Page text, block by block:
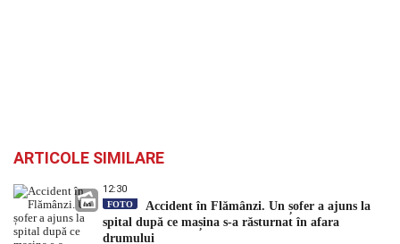
ARTICOLE SIMILARE
12:30
FOTO
Accident în Flămânzi. Un șofer a ajuns la
spital după ce mașina s-a răsturnat în afara
drumului